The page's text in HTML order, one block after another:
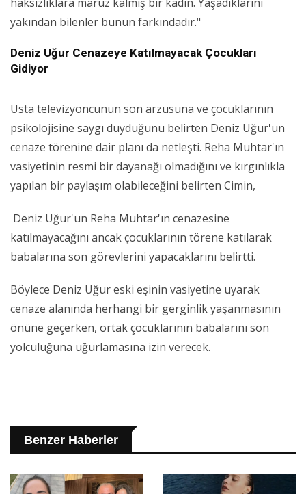
yakından bilenler bunun farkındadır."
Deniz Uğur Cenazeye Katılmayacak Çocukları
Gidiyor
Usta televizyoncunun son arzusuna ve çocuklarının
psikolojisine saygı duyduğunu belirten Deniz Uğur'un
cenaze törenine dair planı da netleşti. Reha Muhtar'ın
vasiyetinin resmi bir dayanağı olmadığını ve kırgınlıkla
yapılan bir paylaşım olabileceğini belirten Cimin,
Deniz Uğur'un Reha Muhtar'ın cenazesine
katılmayacağını ancak çocuklarının törene katılarak
babalarına son görevlerini yapacaklarını belirtti.
Böylece Deniz Uğur eski eşinin vasiyetine uyarak
cenaze alanında herhangi bir gerginlik yaşanmasının
önüne geçerken, ortak çocuklarının babalarını son
yolculuğuna uğurlamasına izin verecek.
Benzer Haberler